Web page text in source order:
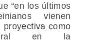
“en los últimos
vienen
como
en la